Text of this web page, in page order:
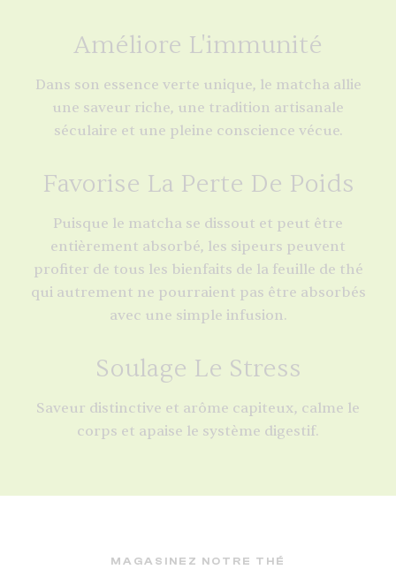
Améliore L'immunité
Dans son essence verte unique, le matcha allie
une saveur riche, une tradition artisanale
séculaire et une pleine conscience vécue.
Favorise La Perte De Poids
Puisque le matcha se dissout et peut être
entièrement absorbé, les sipeurs peuvent
profiter de tous les bienfaits de la feuille de thé
qui autrement ne pourraient pas être absorbés
avec une simple infusion.
Soulage Le Stress
Saveur distinctive et arôme capiteux, calme le
corps et apaise le système digestif.
MAGASINEZ NOTRE THÉ